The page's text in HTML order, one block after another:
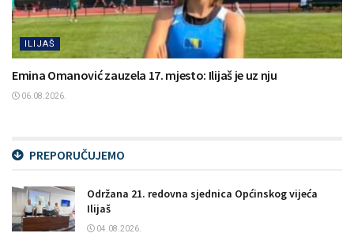
ILIJAŠ
Emina Omanović zauzela 17. mjesto: Ilijaš je uz nju
06.08.2026.
PREPORUČUJEMO
Održana 21. redovna sjednica Općinskog vijeća
Ilijaš
04.08.2026.